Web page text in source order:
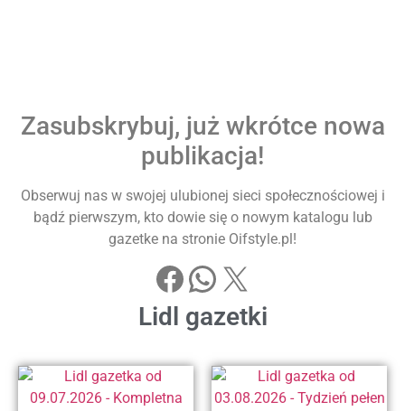
Zasubskrybuj, już wkrótce nowa
publikacja!
Obserwuj nas w swojej ulubionej sieci społecznościowej i
bądź pierwszym, kto dowie się o nowym katalogu lub
gazetke na stronie Oifstyle.pl!
Lidl gazetki